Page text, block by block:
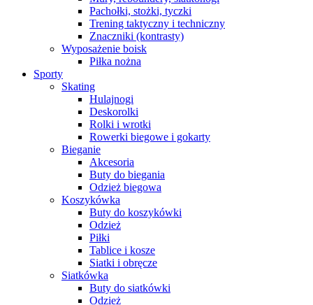
Pachołki, stożki, tyczki
Trening taktyczny i techniczny
Znaczniki (kontrasty)
Wyposażenie boisk
Piłka nożna
Sporty
Skating
Hulajnogi
Deskorolki
Rolki i wrotki
Rowerki biegowe i gokarty
Bieganie
Akcesoria
Buty do biegania
Odzież biegowa
Koszykówka
Buty do koszykówki
Odzież
Piłki
Tablice i kosze
Siatki i obręcze
Siatkówka
Buty do siatkówki
Odzież